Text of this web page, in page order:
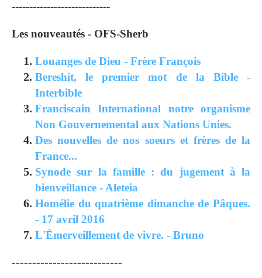
----------------------------
Les nouveautés - OFS-Sherb
Louanges de Dieu - Frère François
Bereshit, le premier mot de la Bible -
Interbible
Franciscain International notre organisme
Non Gouvernemental aux Nations Unies.
Des nouvelles de nos soeurs et frères de la
France...
Synode sur la famille : du jugement à la
bienveillance - Aleteia
Homélie du quatrième dimanche de Pâques.
- 17 avril 2016
L'Émerveillement de vivre. - Bruno
---------------------------